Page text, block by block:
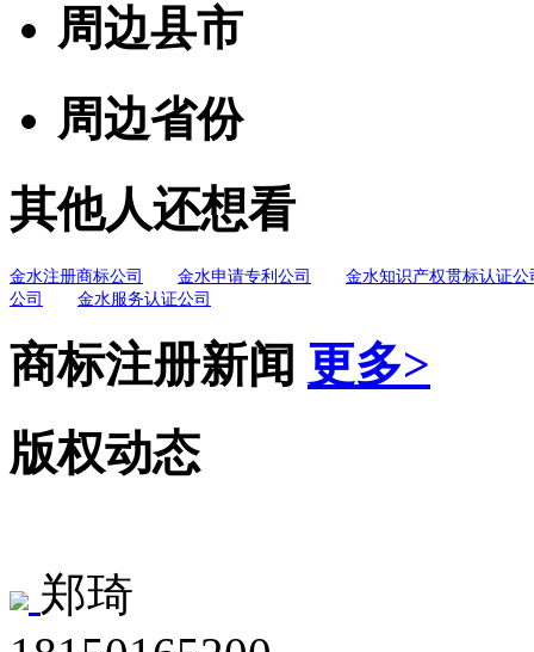
周边县市
周边省份
其他人还想看
金水注册商标公司 金水申请专利公司
金水知识产权贯标认证公
公司
金水服务认证公司
商标注册新闻 更多>
版权动态
郑琦